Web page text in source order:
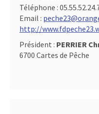
Téléphone :
Email :
http://
Président : PERRIER
6700 Cartes de Pêche